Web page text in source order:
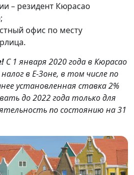
– резидент Кюрасао
офис по месту
С 1 января 2020 года в Кюрасао
в Е-Зоне, в том числе по
установленная ставка 2%
до 2022 года только для
по состоянию на 31